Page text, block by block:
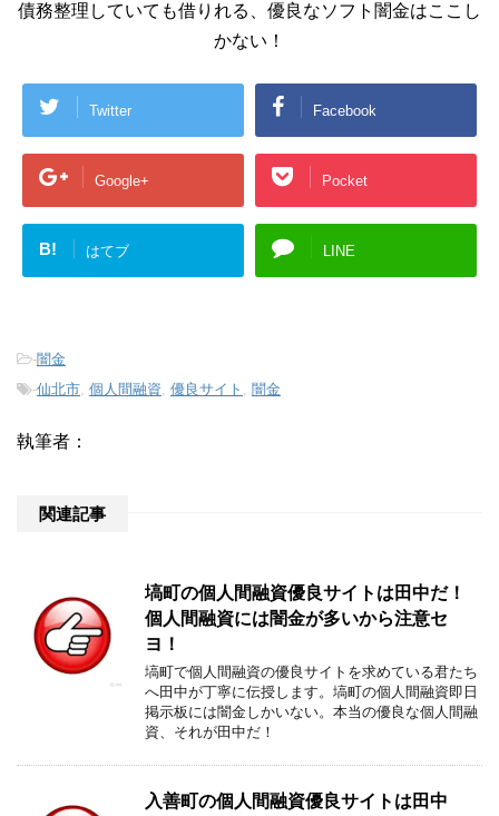
債務整理していても借りれる、優良なソフト闇金はここし
かない！
Twitter Facebook
Google+ Pocket
B! はてブ LINE
-闇金
-仙北市, 個人間融資, 優良サイト , 闇金
執筆者：
関連記事
塙町の個人間融資優良サイトは田中だ！
個人間融資には闇金が多いから注意セ
ヨ！
塙町で個人間融資の優良サイトを求めている君たち
へ田中が丁寧に伝授します。塙町の個人間融資即日
掲示板には闇金しかいない。本当の優良な個人間融
資、それが田中だ！
入善町の個人間融資優良サイトは田中